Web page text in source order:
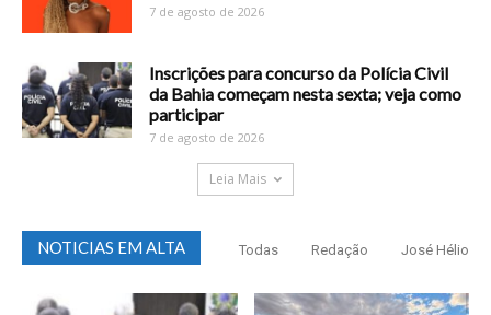
7 de agosto de 2026
Inscrições para concurso da Polícia Civil
da Bahia começam nesta sexta; veja como
participar
7 de agosto de 2026
Leia Mais
NOTICIAS EM ALTA Todas Redação José Hélio